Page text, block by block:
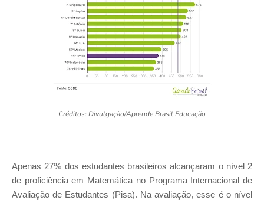
Créditos: Divulgação/Aprende Brasil Educação
Apenas 27% dos estudantes brasileiros alcançaram o nível 2
de proficiência em Matemática no Programa Internacional de
Avaliação de Estudantes (Pisa). Na avaliação, esse é o nível